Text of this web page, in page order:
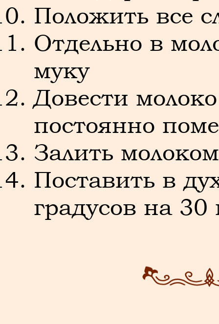
Положить все
Отдельно в
муку
Довести
постоянно
Залить
Поставить в
градусов на 30